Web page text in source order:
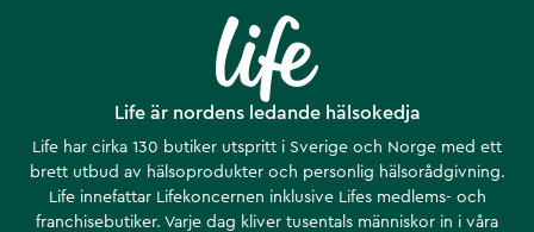
Life är nordens ledande hälsokedja
Life har cirka 130 butiker utspritt i Sverige och Norge med ett
brett utbud av hälsoprodukter och personlig hälsorådgivning.
Life innefattar Lifekoncernen inklusive Lifes medlems- och
franchisebutiker. Varje dag kliver tusentals människor in i våra